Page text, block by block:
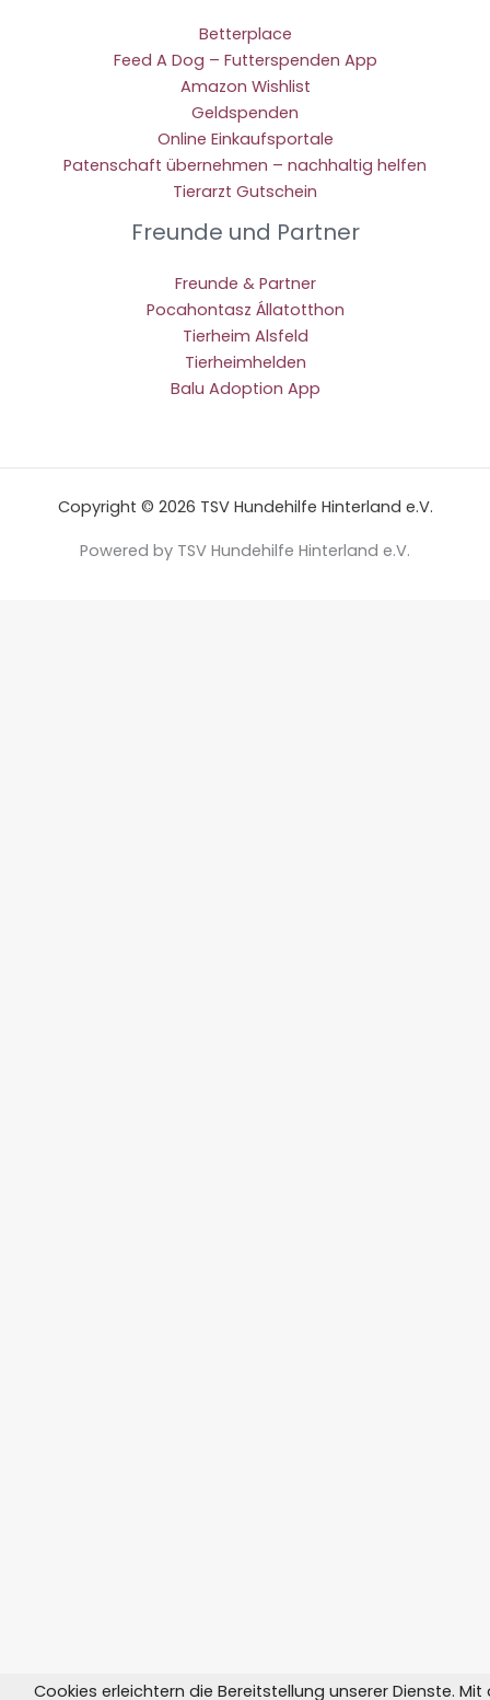
Betterplace
Feed A Dog – Futterspenden App
Amazon Wishlist
Geldspenden
Online Einkaufsportale
Patenschaft übernehmen – nachhaltig helfen
Tierarzt Gutschein
Freunde und Partner
Freunde & Partner
Pocahontasz Állatotthon
Tierheim Alsfeld
Tierheimhelden
Balu Adoption App
Copyright © 2026 TSV Hundehilfe Hinterland e.V.
Powered by TSV Hundehilfe Hinterland e.V.
Cookies erleichtern die Bereitstellung unserer Dienste. Mit